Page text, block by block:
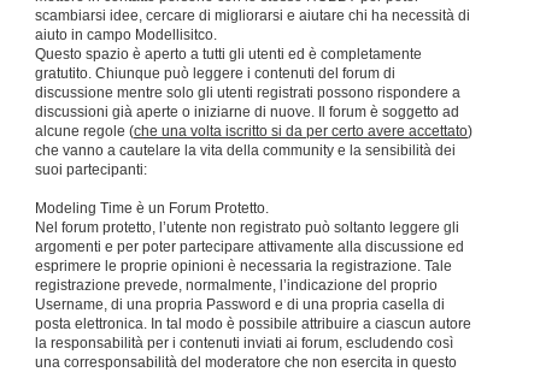
scambiarsi idee, cercare di migliorarsi e aiutare chi ha necessità di
aiuto in campo Modellisitco.
Questo spazio è aperto a tutti gli utenti ed è completamente
gratutito. Chiunque può leggere i contenuti del forum di
discussione mentre solo gli utenti registrati possono rispondere a
discussioni già aperte o iniziarne di nuove. Il forum è soggetto ad
alcune regole (che una volta iscritto si da per certo avere accettato)
che vanno a cautelare la vita della community e la sensibilità dei
suoi partecipanti:
Modeling Time è un Forum Protetto.
Nel forum protetto, l’utente non registrato può soltanto leggere gli
argomenti e per poter partecipare attivamente alla discussione ed
esprimere le proprie opinioni è necessaria la registrazione. Tale
registrazione prevede, normalmente, l’indicazione del proprio
Username, di una propria Password e di una propria casella di
posta elettronica. In tal modo è possibile attribuire a ciascun autore
la responsabilità per i contenuti inviati ai forum, escludendo così
una corresponsabilità del moderatore che non esercita in questo